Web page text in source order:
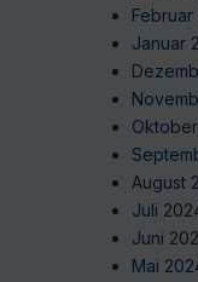
Februar
Januar
August
Juli
Juni
Mai